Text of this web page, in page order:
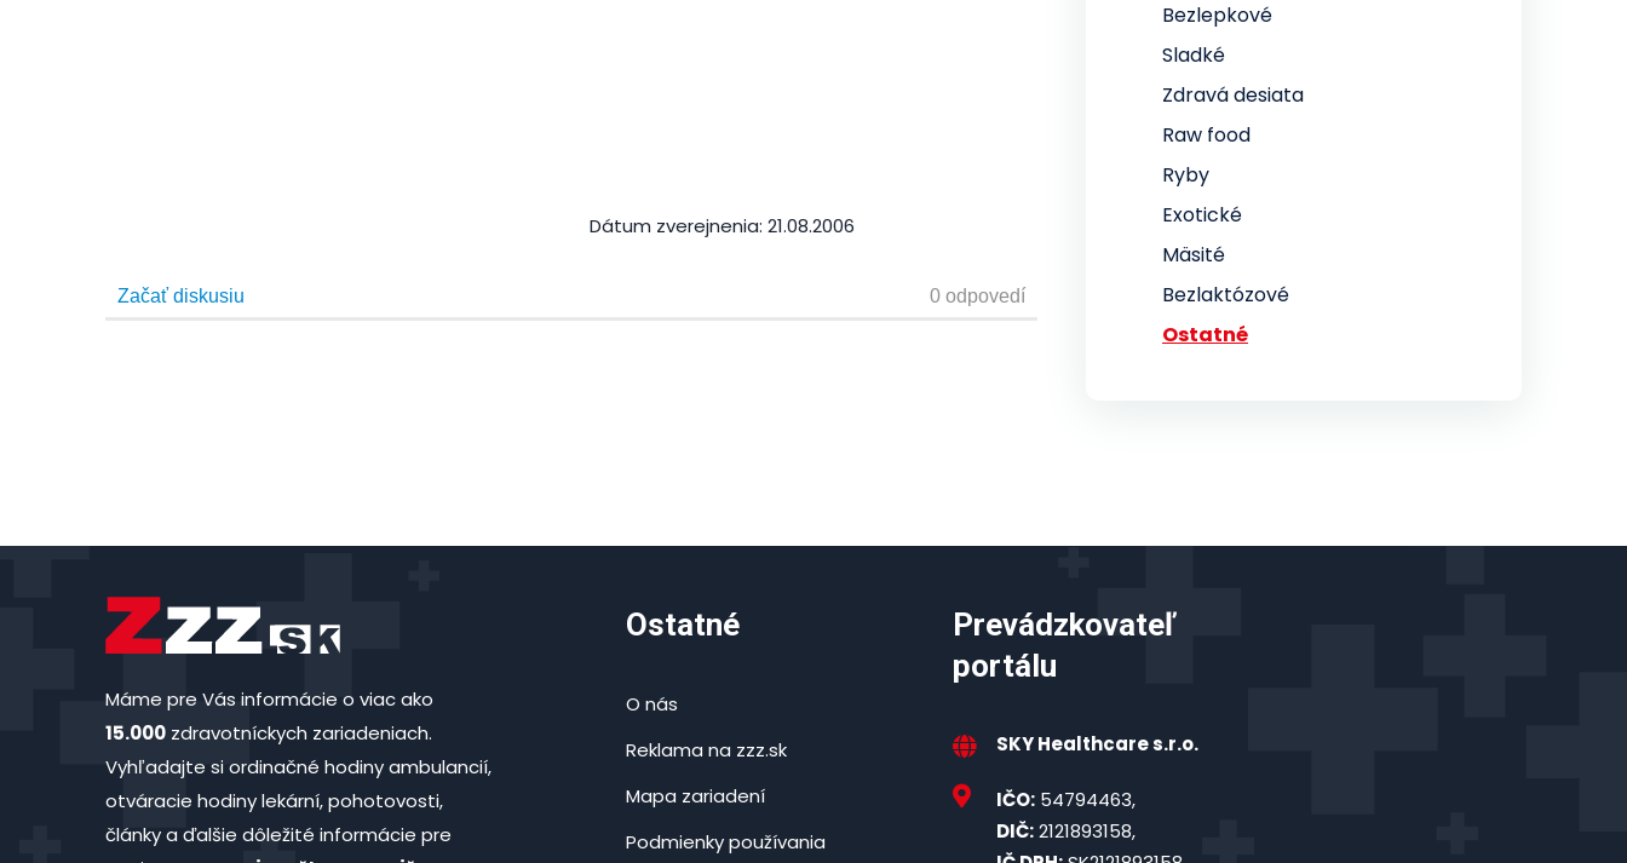
Dátum zverejnenia: 21.08.2006
Bezlepkové
Sladké
Zdravá desiata
Raw food
Ryby
Exotické
Mäsité
Bezlaktózové
Ostatné
Máme pre Vás informácie o viac ako
15.000 zdravotníckych zariadeniach.
Vyhľadajte si ordinačné hodiny ambulancií,
otváracie hodiny lekární, pohotovosti,
články a ďalšie dôležité informácie pre
Ostatné
O nás
Reklama na zzz.sk
Mapa zariadení
Podmienky používania
Prevádzkovateľ
portálu
SKY Healthcare s.r.o.
IČO: 54794463,
DIČ:2121893158,